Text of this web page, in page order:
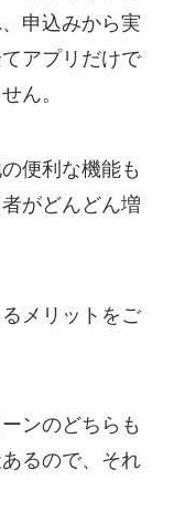
申込みから実
アプリだけで
ん。
便利な機能も
がどんどん増
メリットをご
ンのどちらも
るので、それ